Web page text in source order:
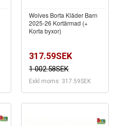
Wolves Borta Kläder Barn
2025-26 Kortärmad (+
Korta byxor)
317.59SEK
1 002.58SEK
Exkl moms: 317.59SEK